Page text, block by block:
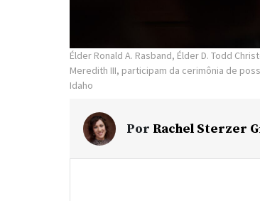
Élder Ronald A. Rasband, Élder D. Todd
Meredith III, participam da cerimônia de
Idaho
Por Rachel Sterzer